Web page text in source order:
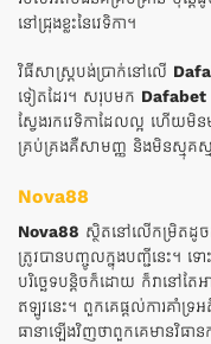
នៅជ្រុងខ្លះនៃវេទិកា។
វិធីសាស្ត្របង់ប្រាក់នៅលើ
ទៀតដែរ។ សរុបមក Dafabet
ស្វែងរកវេទិកាដែលល្អ ហើយមិន
គ្រប់គ្រងគឺសាមញ្ញ និងមិនស្មុគ
Nova88
Nova88 ស្ថិតនៅលើកម្រិតដូ
ត្រូវបានបញ្ចូលក្នុងបញ្ជីនេះ។
បរិច្ឆេទបន្តិចក៏ដោយ ក៏វានៅ
ឥឡូវនេះ។ ពួកគេផ្តល់ការគាំទ្
ធានាឡើងវិញថាពួកគេមានវិធ